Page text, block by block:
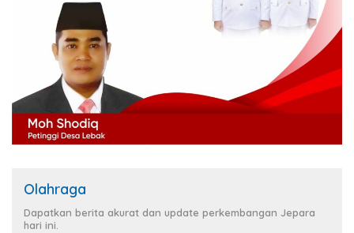
Olahraga
Dapatkan berita akurat dan update perkembangan Jepara
hari ini.